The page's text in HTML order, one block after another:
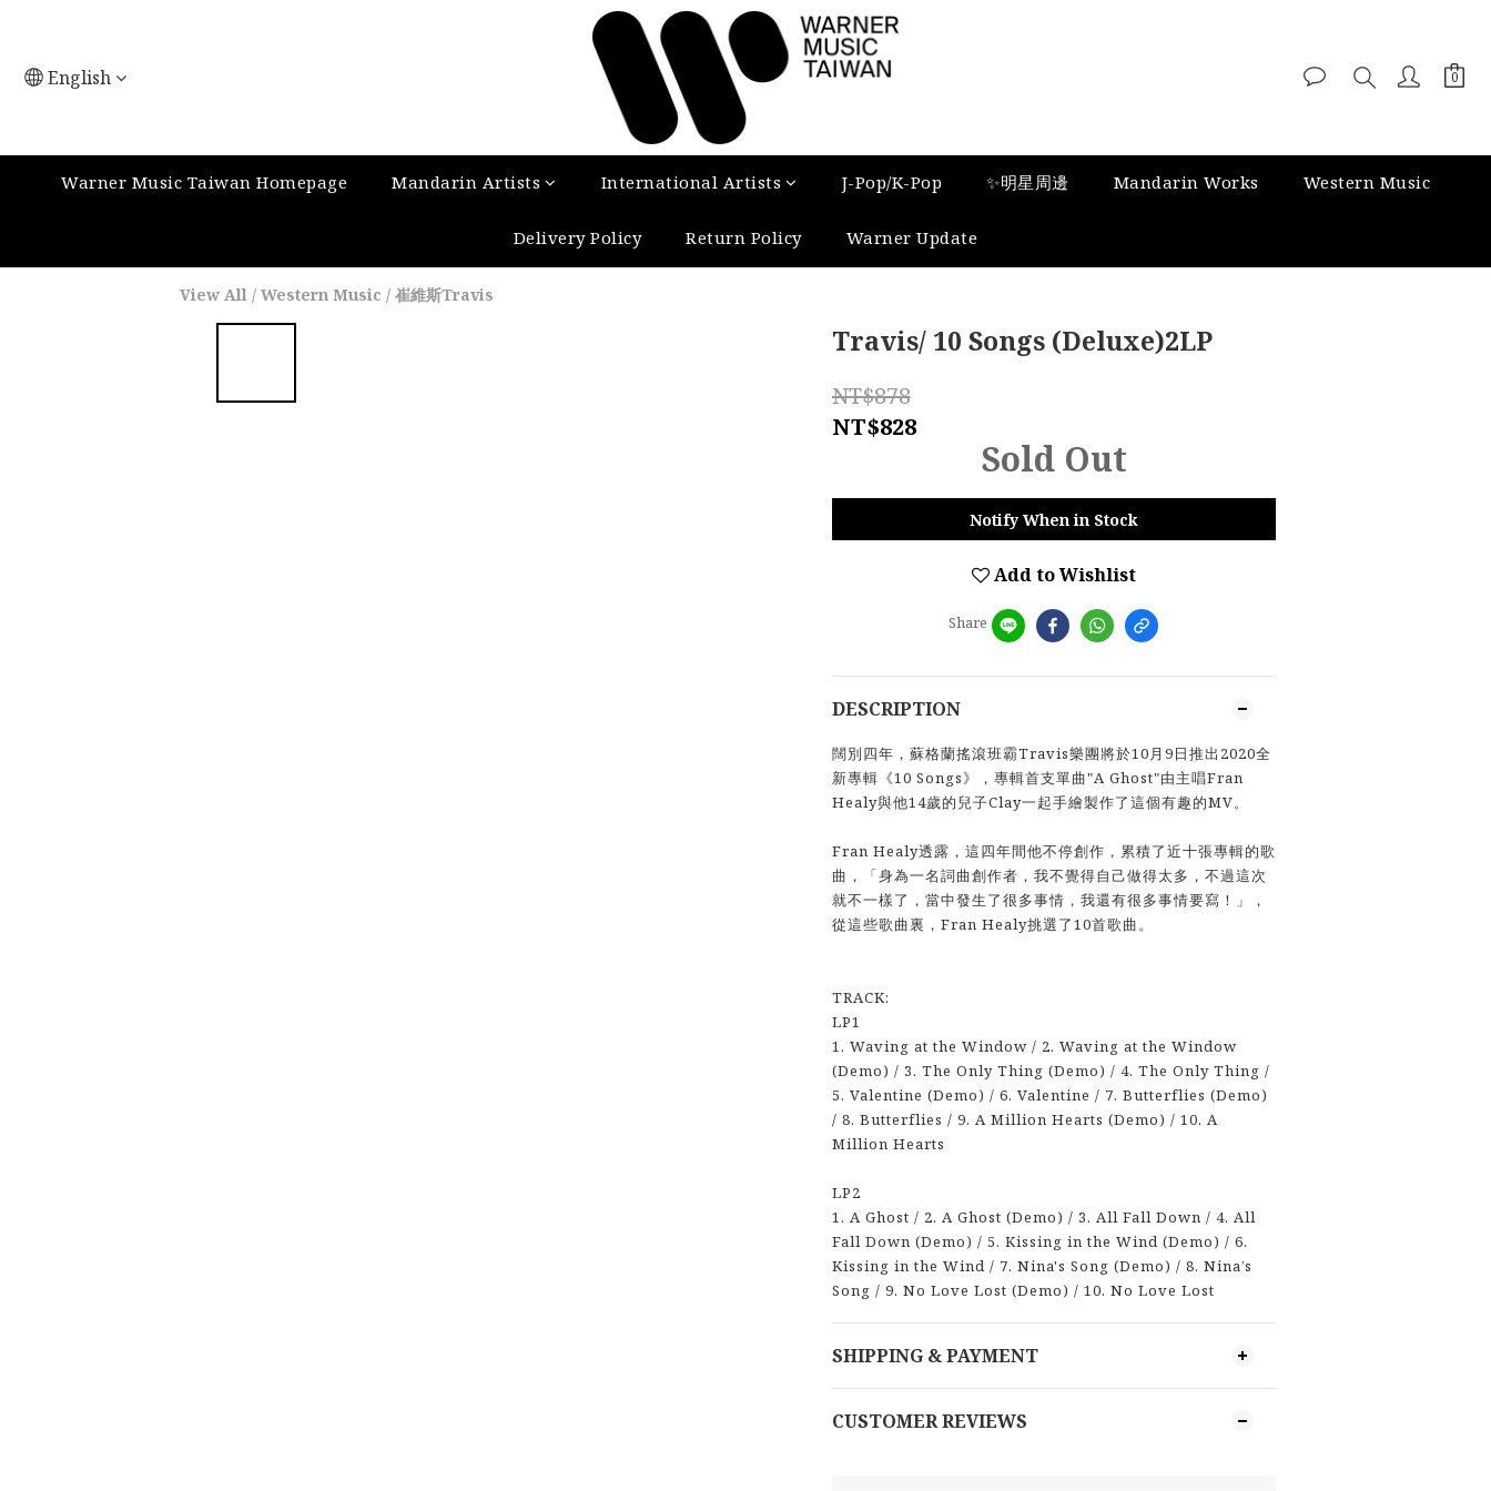
English
Warner Music Taiwan Homepage Mandarin Artists International Artists J-Pop/K-Pop ✨明星周邊 Mandarin Works Western Music
Delivery Policy Return Policy Warner Update
View All / Western Music / 崔維斯Travis
Travis/ 10 Songs (Deluxe)2LP
NT$878
NT$828
Sold Out
Notify When in Stock
Add to Wishlist
Share
DESCRIPTION
闊別四年，蘇格蘭搖滾班霸Travis樂團將於10月9日推出2020全
新專輯《10 Songs》，專輯首支單曲"A Ghost"由主唱Fran
Healy與他14歲的兒子Clay一起手繪製作了這個有趣的MV。
Fran Healy透露，這四年間他不停創作，累積了近十張專輯的歌
曲，「身為一名詞曲創作者，我不覺得自己做得太多，不過這次
就不一樣了，當中發生了很多事情，我還有很多事情要寫！」，
從這些歌曲裏，Fran Healy挑選了10首歌曲。
TRACK:
LP1
1. Waving at the Window / 2. Waving at the Window
(Demo) / 3. The Only Thing (Demo) / 4. The Only Thing /
5. Valentine (Demo) / 6. Valentine / 7. Butterflies (Demo)
/ 8. Butterflies / 9. A Million Hearts (Demo) / 10. A
Million Hearts
LP2
1. A Ghost / 2. A Ghost (Demo) / 3. All Fall Down / 4. All
Fall Down (Demo) / 5. Kissing in the Wind (Demo) / 6.
Kissing in the Wind / 7. Nina's Song (Demo) / 8. Nina’s
Song / 9. No Love Lost (Demo) / 10. No Love Lost
SHIPPING & PAYMENT
CUSTOMER REVIEWS